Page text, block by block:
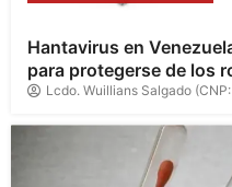
Hantavirus en
para protegerse de los
Lcdo. Wuillians Salgado